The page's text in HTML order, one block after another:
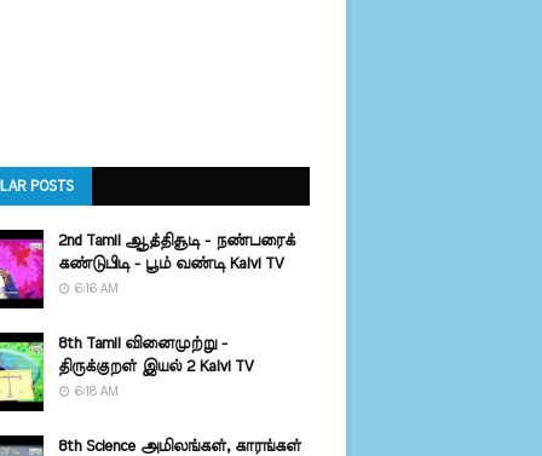
POSTS
2nd Tamil ஆத்திசூடி - நண்பரைக்
கண்டுபிடி - பூம் வண்டி Kalvi TV
6:16 AM
8th Tamil வினைமுற்று -
திருக்குறள் இயல் 2 Kalvi TV
6:18 AM
8th Science அமிலங்கள், காரங்கள்